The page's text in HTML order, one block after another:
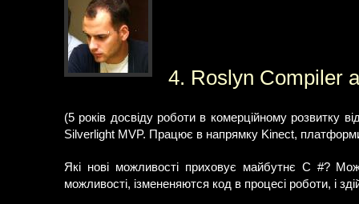
4. Roslyn Compiler
(5 років досвіду роботи в комерційному розвитку
Silverlight MVP. Працює в напрямку Kinect,
Які нові можливості приховує майбутнє C #?
можливості, ізмененяются код в процесі роботи, і